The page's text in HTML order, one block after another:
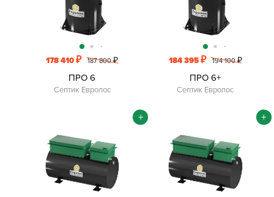
178 410₽ 187 800₽
ПРО 6
Септик Евролос
184 395₽ 194 100₽
ПРО 6+
Септик Евролос
+ +